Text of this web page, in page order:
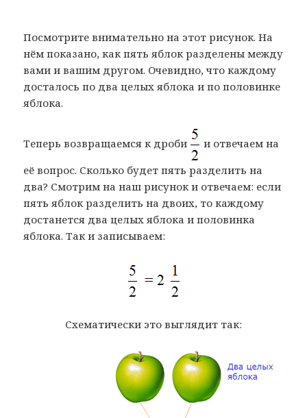
Посмотрите внимательно на этот рисунок. На
нём показано, как пять яблок разделены между
вами и вашим другом. Очевидно, что каждому
досталось по два целых яблока и по половинке
яблока.
Теперь возвращаемся к дроби
и отвечаем на
её вопрос. Сколько будет пять разделить на
два? Смотрим на наш рисунок и отвечаем: если
пять яблок разделить на двоих, то каждому
достанется два целых яблока и половинка
яблока. Так и записываем:
Схематически это выглядит так: